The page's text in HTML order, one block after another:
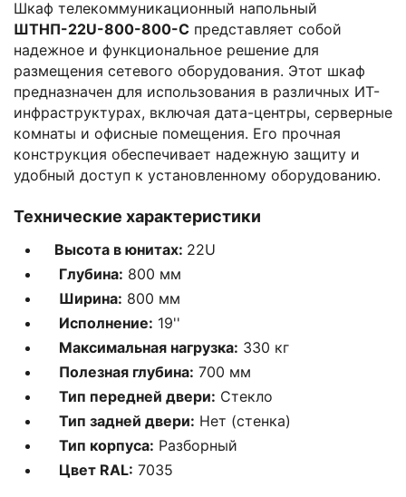
Шкаф телекоммуникационный напольный
ШТНП-22U-800-800-С представляет собой
надежное и функциональное решение для
размещения сетевого оборудования. Этот шкаф
предназначен для использования в различных ИТ-
инфраструктурах, включая дата-центры, серверные
комнаты и офисные помещения. Его прочная
конструкция обеспечивает надежную защиту и
удобный доступ к установленному оборудованию.
Технические характеристики
Высота в юнитах: 22U
Глубина: 800 мм
Ширина: 800 мм
Исполнение: 19''
Максимальная нагрузка: 330 кг
Полезная глубина: 700 мм
Тип передней двери: Стекло
Тип задней двери: Нет (стенка)
Тип корпуса: Разборный
Цвет RAL: 7035